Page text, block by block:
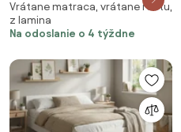
antracitová/biela Rošt: S
latkovým roštom, Matrac:
Matrac SOMMERA 18 cm
Vrátane matraca, vrátane roštu,
z lamina
Na odoslanie o 4 týždne